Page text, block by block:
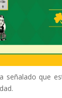
señalado que